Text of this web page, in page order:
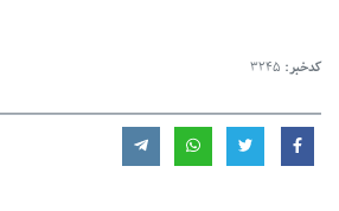
کدخبر: 3245